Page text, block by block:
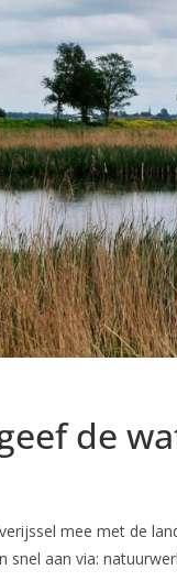
de
mee met de
snel aan via: